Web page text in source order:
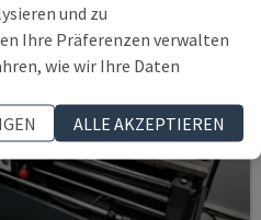
und zu
Ihre Präferenzen verwalten
wie wir Ihre Daten
ALLE AKZEPTIEREN